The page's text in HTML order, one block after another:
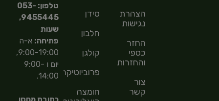
הצהרת
נגישות
החזר
כספי
והחזרות
צור
קשר
סידן
חלבון
קולגן
פרוביוטיקה
חומצה
טלפון: 053-
9455445,
שעות
פתיחה: א-ה
9:00-19:00,
יום ו 9:00-
14:00.